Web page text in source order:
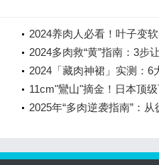
2024养肉人必看！叶子变
救方案让你的肉肉秒回血
2024多肉救“黄”指南：3步
小胖子！
2024「藏肉神裙」实测：6
比100斤还显瘦！
11cm"鸞山"摘金！日本顶
2025年“多肉逆袭指南”：